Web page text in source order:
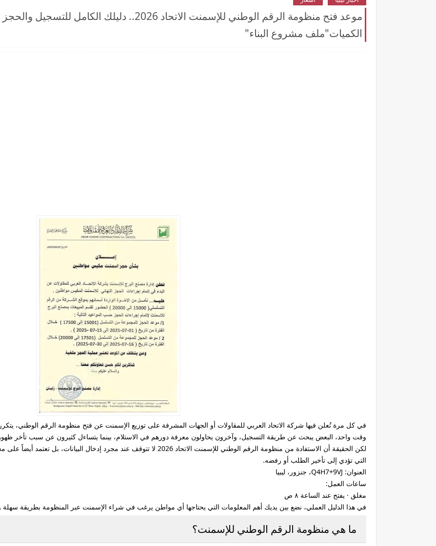
موعد فتح منظومة الرقم الوطني للإسمنت الاتحاد 2026.. دليلك
الكميات"ملف مشروع البناء"
في كل مرة تُعلن فيها شركة الاتحاد العربي للمقاولات أو الجهات المشرفة على توزيع الإسمنت عن فتح منظومة الرقم الوطني،
وقت واحد، البعض يبحث عن طريقة التسجيل، وآخرون يحاولون معرفة دورهم في الاستلام، بينما يتساءل كثيرون عن سبب تأخر ظهور
لكن الحقيقة أن الاستفادة من منظومة الرقم الوطني للإسمنت الاتحاد 2026
لا تتوقف عند مجرد إدخال البيانات، بل تعتمد أيضاً
التي تؤدي إلى تأخير الطلب أو رفضه.
العنوان: Q4H7+9VJ، جنزور، ليبيا
ساعات العمل:
مغلق · يفتح عند الساعة ٨ ص
في هذا الدليل العملي، نضع بين يديك أهم المعلومات التي يحتاجها أي مواطن يرغب في شراء الإسمنت عبر المنظومة بطريقة
ما هي منظومة الرقم الوطني للإسمنت؟